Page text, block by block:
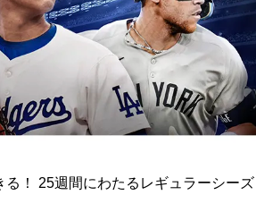
！ 25週間にわたるレギュラーシー